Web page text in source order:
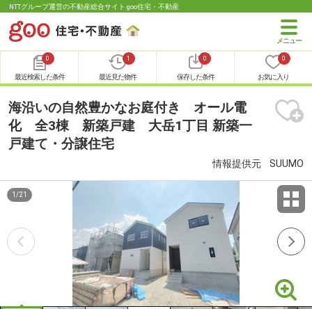
NTTグループ運営の不動産総合サイト goo住宅・不動産
0
最近検索した条件
1
最近見た物件
0
保存した条件
0
お気に入り
海沿いの自然豊かなお庭付き オール電
化 全3棟 新築戸建 大岳1丁目 新築一
戸建て・分譲住宅
情報提供元 SUUMO
1 /21